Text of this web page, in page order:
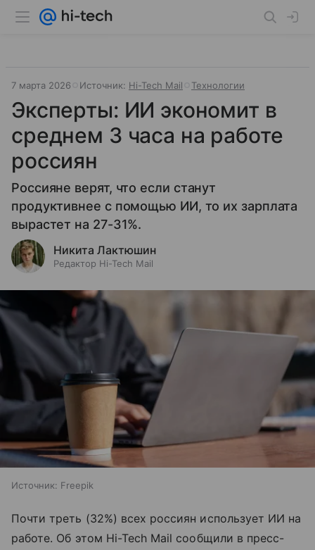
7 марта 2026 Источник: Hi-Tech Mail Технологии
Эксперты: ИИ экономит в
среднем 3 часа на работе
россиян
Россияне верят, что если станут
продуктивнее с помощью ИИ, то их зарплата
вырастет на 27-31%.
Никита Лактюшин
Редактор Hi-Tech Mail
Источник: Freepik
Почти треть (32%) всех россиян использует ИИ на
работе. Об этом Hi-Tech Mail сообщили в пресс-